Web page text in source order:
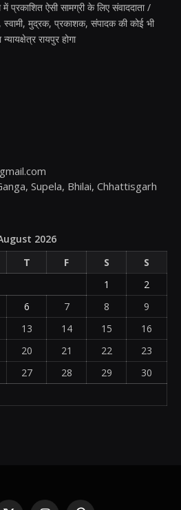
प्रकाशित ऐसी सामग्री के लिए संवाददाता /
स्वामी, मुद्रक, प्रकाशक, संपादक की कोई भी
न्यायक्षेत्र रायपुर होगा
Supela, Bhilai, Chhattisgarh
2026
T F S
S
1
2
6 7 8
9
13 14 15
16
20 21 22
23
27 28 29
30